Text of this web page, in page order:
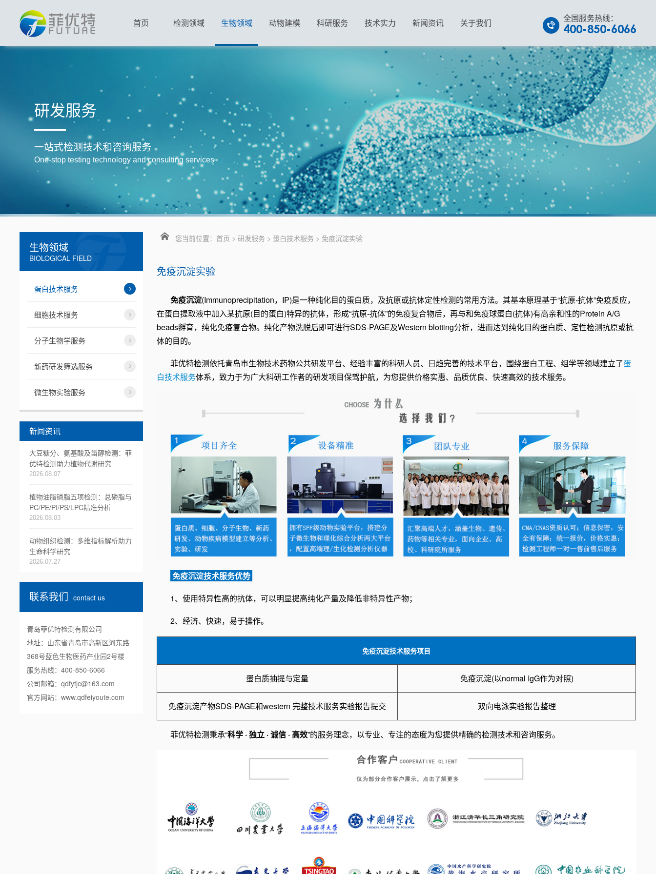
首页 检测领域 生物领域 动物建模 科研服务 技术实力 新闻资讯 关于我们 全国服务热线：
400-850-6066
研发服务
一站式检测技术和咨询服务
One-stop testing technology and consulting services
生物领域
BIOLOGICAL FIELD
蛋白技术服务
细胞技术服务
分子生物学服务
新药研发筛选服务
微生物实验服务
新闻资讯
大豆糖分、氨基酸及甾醇检测：菲
优特检测助力植物代谢研究
2026.08.07
植物油脂磷脂五项检测：总磷脂与
PC/PE/PI/PS/LPC精准分析
2026.08.03
动物组织检测：多维指标解析助力
生命科学研究
2026.07.27
联系我们 contact us
青岛菲优特检测有限公司
地址：山东省青岛市高新区河东路
368号蓝色生物医药产业园2号楼
服务热线：400-850-6066
公司邮箱：qdfytjc@163.com
官方网站：www.qdfeiyoute.com
您当前位置： 首页 > 研发服务 > 蛋白技术服务 > 免疫沉淀实验
免疫沉淀实验
免疫沉淀(Immunoprecipitation，IP)是一种纯化目的蛋白质，及抗原或抗体定性检测的常用方法。其基本原理基于“抗原-抗体”免疫反应，
在蛋白提取液中加入某抗原(目的蛋白)特异的抗体，形成“抗原-抗体”的免疫复合物后，再与和免疫球蛋白(抗体)有高亲和性的Protein A/G
beads孵育，纯化免疫复合物。纯化产物洗脱后即可进行SDS-PAGE及Western blotting分析，进而达到纯化目的蛋白质、定性检测抗原或抗
体的目的。
菲优特检测依托青岛市生物技术药物公共研发平台、经验丰富的科研人员、日趋完善的技术平台，围绕蛋白工程、组学等领域建立了蛋
白技术服务体系，致力于为广大科研工作者的研发项目保驾护航，为您提供价格实惠、品质优良、快速高效的技术服务。
免疫沉淀技术服务优势
1、使用特异性高的抗体，可以明显提高纯化产量及降低非特异性产物；
2、经济、快速，易于操作。
免疫沉淀技术服务项目
蛋白质抽提与定量 免疫沉淀(以normal IgG作为对照)
免疫沉淀产物SDS-PAGE和western 完整技术服务实验报告提交 双向电泳实验报告整理
菲优特检测秉承“科学 · 独立 · 诚信 · 高效”的服务理念，以专业、专注的态度为您提供精确的检测技术和咨询服务。